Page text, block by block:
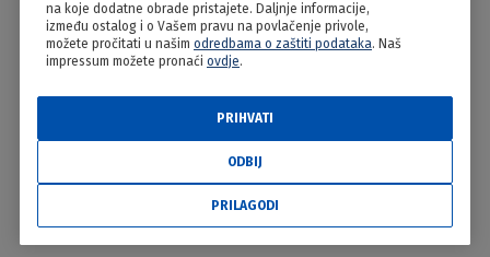
na koje dodatne obrade pristajete. Daljnje informacije,
između ostalog i o Vašem pravu na povlačenje privole,
možete pročitati u našim odredbama o zaštiti podataka. Naš
impressum možete pronaći ovdje.
ODBIJ
PRIHVATI
PRILAGODI